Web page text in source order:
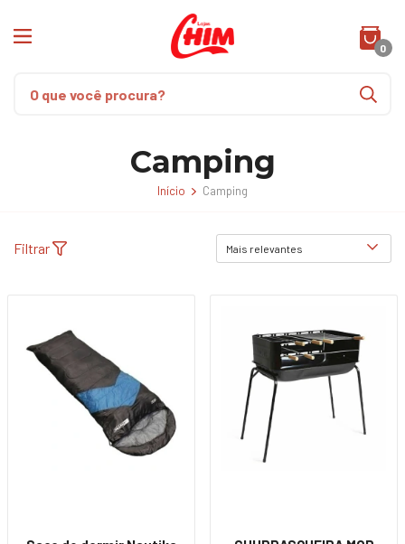
0
Camping
Início Camping
Filtrar